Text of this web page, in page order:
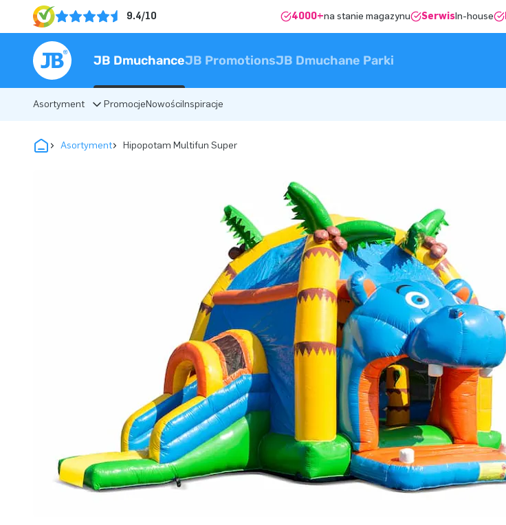
9.4/10 4000+na stanie magazynu SerwisIn-house
JB DmuchanceJB PromotionsJB Dmuchane Parki
Asortyment PromocjeNowościInspiracje
Asortyment Hipopotam Multifun Super